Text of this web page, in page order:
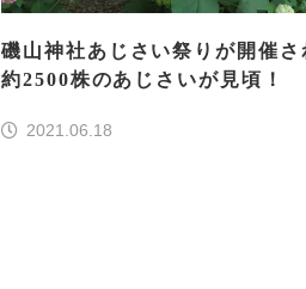
磯山神社あじさい祭りが開催さ
約2500株のあじさいが見頃！
2021.06.18